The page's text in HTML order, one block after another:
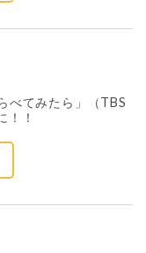
べてみたら」（TBS
！！